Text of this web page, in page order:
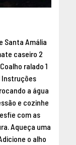
Santa Amália
caseiro 2
ralado 1
Instruções
a água
e cozinhe
com as
Aqueça uma
o alho